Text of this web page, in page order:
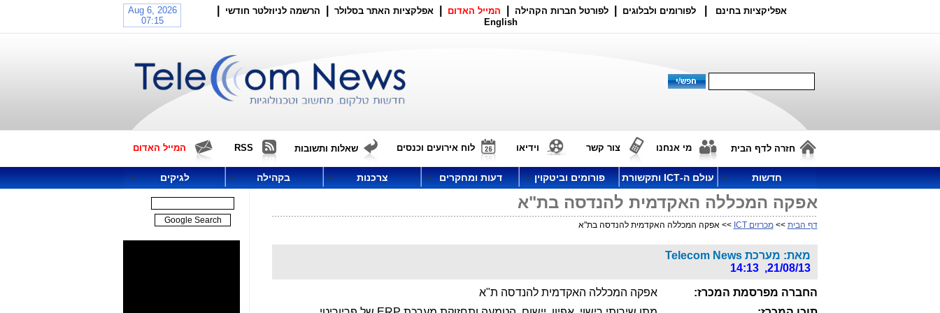
אפליקציות בחינם לפורומים ולבלוגים לפורטל חברות הקהילה המייל האדום אפלקציות האתר בסלולר הרשמה לניוזלטר חודשי
English
חזרה לדף הבית מי אנחנו צור קשר וידיאו לוח אירועים וכנסים שאלות ותשובות RSS המייל האדום
חדשות עולם ה-ICT ותקשורת פורומים וביטקוין דעות ומחקרים צרכנות בקהילה לגיקים
אפקה המכללה האקדמית להנדסה בת"א
דף הבית >>מכרזים ICT >> אפקה המכללה האקדמית להנדסה בת"א
מאת: מערכת Telecom News
21/08/13, 14:13
החברה מפרסמת המכרז:
אפקה המכללה האקדמית להנדסה ת"א